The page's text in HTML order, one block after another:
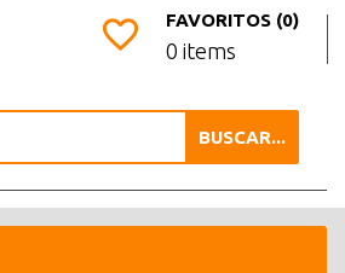
FAVORITOS (0)
0 items
BUSCAR...